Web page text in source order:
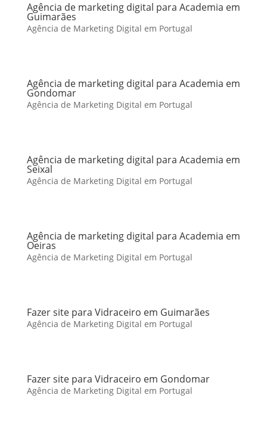
Agência de marketing digital para Academia em
Guimarães
Agência de Marketing Digital em Portugal
Agência de marketing digital para Academia em
Gondomar
Agência de Marketing Digital em Portugal
Agência de marketing digital para Academia em
Seixal
Agência de Marketing Digital em Portugal
Agência de marketing digital para Academia em
Oeiras
Agência de Marketing Digital em Portugal
Fazer site para Vidraceiro em Guimarães
Agência de Marketing Digital em Portugal
Fazer site para Vidraceiro em Gondomar
Agência de Marketing Digital em Portugal